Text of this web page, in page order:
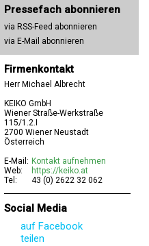
Pressefach abonnieren
via RSS-Feed abonnieren
via E-Mail abonnieren
Firmenkontakt
Herr Michael Albrecht
KEIKO GmbH
Wiener Straße-Werkstraße
115/1.2.I
2700 Wiener Neustadt
Österreich
E-Mail: Kontakt aufnehmen
Web:
https://keiko.at
Tel:
43 (0) 2622 32 062
Social Media
auf Facebook
teilen